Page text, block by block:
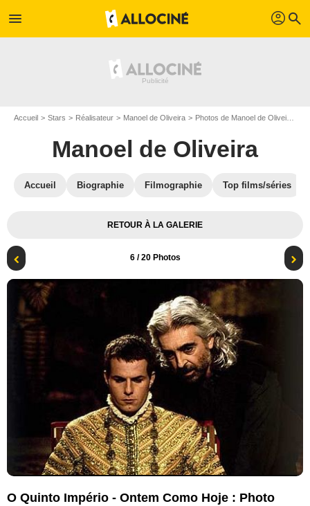
menu profil search
Accueil Stars Réalisateur Manoel de Oliveira Photos de Manoel de Oliveira
Manoel de Oliveira
Accueil Biographie Filmographie Top films/séries
RETOUR À LA GALERIE
6/ 20 Photos
O Quinto Império - Ontem Como Hoje : Photo